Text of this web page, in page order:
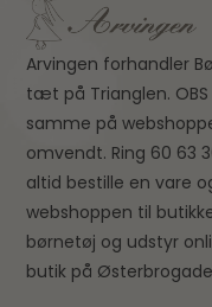
Arvingen forhandler
tæt på Trianglen.
samme på
omvendt. Ring 60 63
altid bestille en vare
webshoppen til
børnetøj og udstyr
butik på